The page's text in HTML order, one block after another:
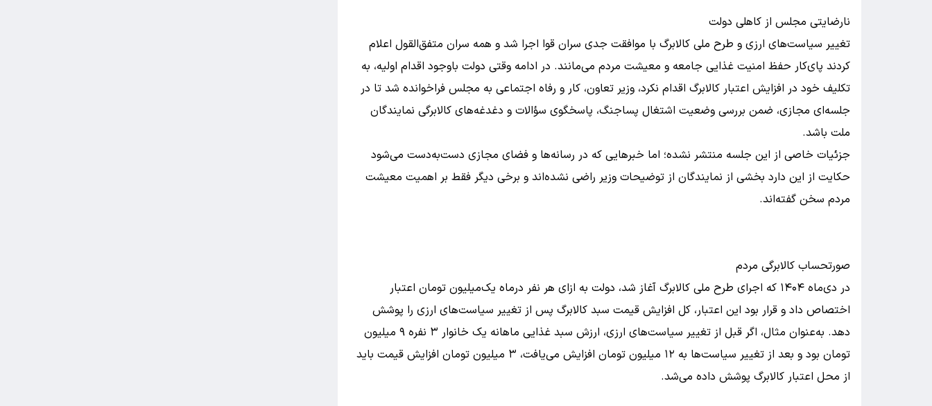
نارضایتی مجلس از کاهلی دولت
تغییر سیاست‌های ارزی و طرح ملی کالابرگ با موافقت جدی سران قوا اجرا شد و همه سران متفق‌القول اعلام
کردند پای‌کار حفظ امنیت غذایی جامعه و معیشت مردم می‌مانند. در ادامه وقتی دولت باوجود اقدام اولیه، به
تکلیف خود در افزایش اعتبار کالابرگ اقدام نکرد، وزیر تعاون، کار و رفاه اجتماعی به مجلس فراخوانده شد تا در
جلسه‌ای مجازی، ضمن بررسی وضعیت اشتغال پساجنگ، پاسخگوی سؤالات و دغدغه‌های کالابرگی نمایندگان
ملت باشد.
جزئیات خاصی از این جلسه منتشر نشده؛ اما خبرهایی که در رسانه‌ها و فضای مجازی دست‌به‌دست می‌شود
حکایت از این دارد بخشی از نمایندگان از توضیحات وزیر راضی نشده‌اند و برخی دیگر فقط بر اهمیت معیشت
مردم سخن گفته‌اند.
صورتحساب کالابرگی مردم
در دی‌ماه ۱۴۰۴ که اجرای طرح ملی کالابرگ آغاز شد، دولت به ازای هر نفر درماه یک‌میلیون تومان اعتبار
اختصاص داد و قرار بود این اعتبار، کل افزایش قیمت سبد کالابرگ پس از تغییر سیاست‌های ارزی را پوشش
دهد. به‌عنوان مثال، اگر قبل از تغییر سیاست‌های ارزی، ارزش سبد غذایی ماهانه یک خانوار ۳ نفره ۹ میلیون
تومان بود و بعد از تغییر سیاست‌ها به ۱۲ میلیون تومان افزایش می‌یافت، ۳ میلیون تومان افزایش قیمت باید
از محل اعتبار کالابرگ پوشش داده می‌شد.